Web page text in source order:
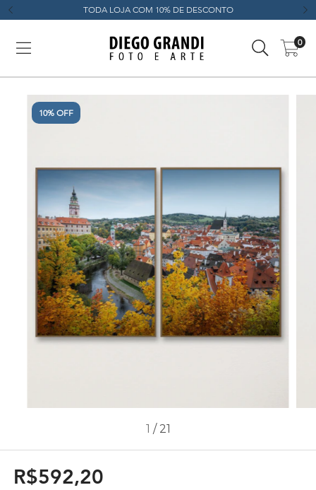
TODA LOJA COM 10% DE DESCONTO
0
10% OFF
1 / 21
R$592,20